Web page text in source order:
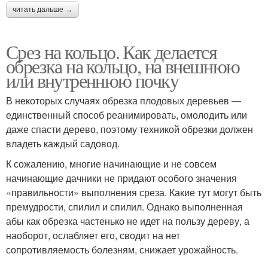
читать дальше →
Срез на кольцо. Как делается
обрезка на кольцо, на внешнюю
или внутреннюю почку
В некоторых случаях обрезка плодовых деревьев —
единственный способ реанимировать, омолодить или
даже спасти дерево, поэтому техникой обрезки должен
владеть каждый садовод.
К сожалению, многие начинающие и не совсем
начинающие дачники не придают особого значения
«правильности» выполнения среза. Какие тут могут быть
премудрости, спилил и спилил. Однако выполненная
абы как обрезка частенько не идет на пользу дереву, а
наоборот, ослабляет его, сводит на нет
сопротивляемость болезням, снижает урожайность.